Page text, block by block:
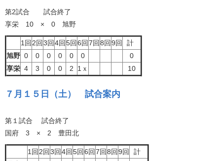
第2試合 試合終了
享栄 10 × 0 旭野
1回 2回3回4回5回6回7回8回9回
計
旭野 0 0 0 0 0 0
0
享栄 4 3 0 0 2 1ｘ 10
７月１５日（土） 試合案内
第１試合 試合終了
国府 3 × 2 豊田北
1回 2回3回4回5回6回7回8回9回
計